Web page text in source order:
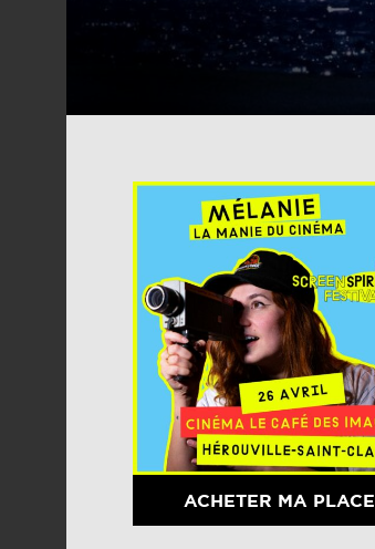
ACHETER MA PLACE